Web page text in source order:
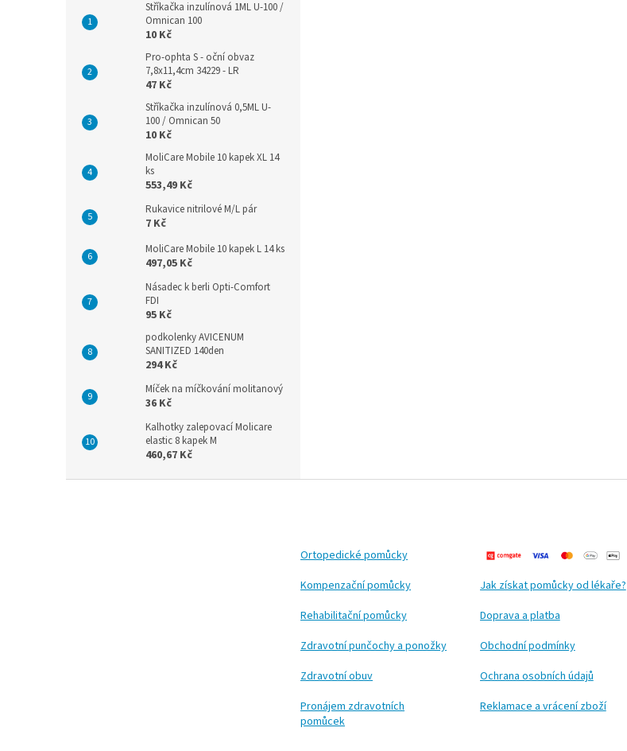
Stříkačka inzulínová 1ML U-100 /
Omnican 100
10 Kč
Pro-ophta S - oční obvaz
7,8x11,4cm 34229 - LR
47 Kč
Stříkačka inzulínová 0,5ML U-
100 / Omnican 50
10 Kč
MoliCare Mobile 10 kapek XL 14
ks
553,49 Kč
Rukavice nitrilové M/L pár
7 Kč
MoliCare Mobile 10 kapek L 14 ks
497,05 Kč
Násadec k berli Opti-Comfort
FDI
95 Kč
podkolenky AVICENUM
SANITIZED 140den
294 Kč
Míček na míčkování molitanový
36 Kč
Kalhotky zalepovací Molicare
elastic 8 kapek M
460,67 Kč
Ortopedické pomůcky
Kompenzační pomůcky
Rehabilitační pomůcky
Zdravotní punčochy a ponožky
Zdravotní obuv
Pronájem zdravotních
pomůcek
Jak získat pomůcky od lékaře?
Doprava a platba
Obchodní podmínky
Ochrana osobních údajů
Reklamace a vrácení zboží